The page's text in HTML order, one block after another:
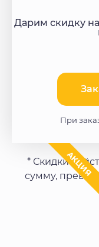
Дарим скидку
При
АКЦИЯ
* Скидки
сумму,